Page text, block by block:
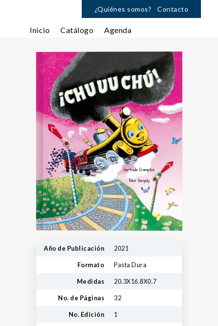
¿Quiénes somos? Contacto
Inicio Catálogo Agenda
Año de Publicación 2021
Formato Pasta Dura
Medidas 20.3X16.8X0.7
No. de Páginas 32
No. Edición 1